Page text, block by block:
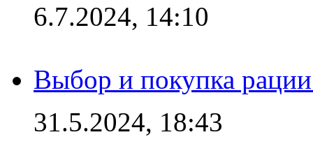
6.7.2024, 14:10
Выбор и покупка
31.5.2024, 18:43